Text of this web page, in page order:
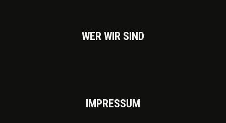
WER WIR SIND
IMPRES­SUM